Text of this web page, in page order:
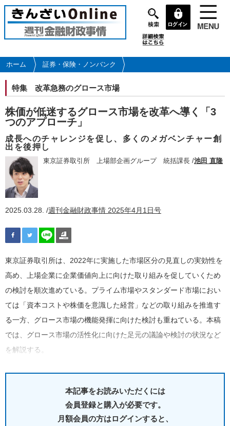
メ
イ
コ
テ
ン
ツ
に
移
動
ホーム 証券・保険・ノンバンク
特集 改革急務のグロース市場
株価が低迷するグロース市場を改革へ導く「3
つのアプローチ」
成長へのチャレンジを促し、多くのメガベンチャー創
出を後押し
東京証券取引所 上場部企画グループ 統括課長 /池田 直隆
2025.03.28. /週刊金融財政事情 2025年4月1日号
東京証券取引所は、2022年に実施した市場区分の見直しの実効性を
高め、上場企業に企業価値向上に向けた取り組みを促していくため
の検討を順次進めている。プライム市場やスタンダード市場におい
ては「資本コストや株価を意識した経営」などの取り組みを推進す
る一方、グロース市場の機能発揮に向けた検討も重ねている。本稿
では、グロース市場の活性化に向けた足元の議論や検討の状況など
を解説する。
本記事をお読みいただくには
会員登録と購入が必要です。
月額会員の方はログインすると、